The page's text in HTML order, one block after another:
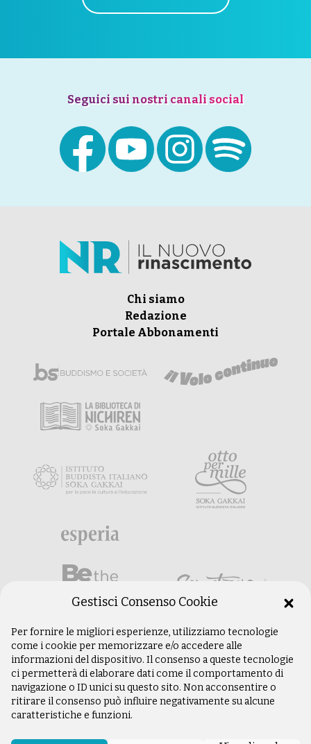
Seguici sui nostri canali social
Chi siamo
Redazione
Portale Abbonamenti
©Copyright 2003 –
Italiano Soka Gakkai. Tutti i diritti riservati |
Gestisci Consenso Cookie
Per fornire le migliori esperienze, utilizziamo tecnologie
come i cookie per memorizzare e/o accedere alle
informazioni del dispositivo. Il consenso a queste tecnologie
ci permetterà di elaborare dati come il comportamento di
navigazione o ID unici su questo sito. Non acconsentire o
ritirare il consenso può influire negativamente su alcune
caratteristiche e funzioni.